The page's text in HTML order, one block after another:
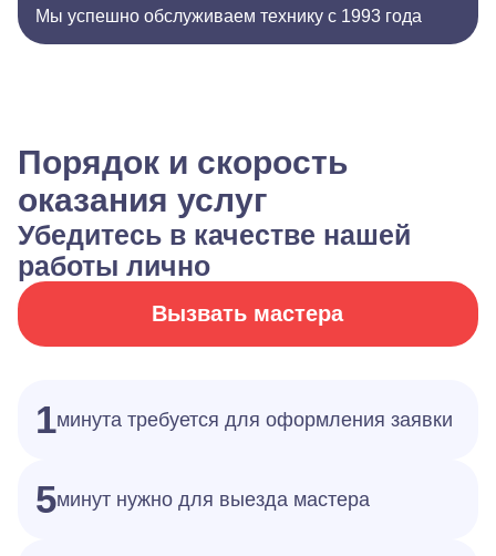
Мы успешно обслуживаем технику с 1993 года
Порядок и скорость
оказания услуг
Убедитесь в качестве нашей
работы лично
Вызвать мастера
1минута требуется для оформления заявки
5минут нужно для выезда мастера